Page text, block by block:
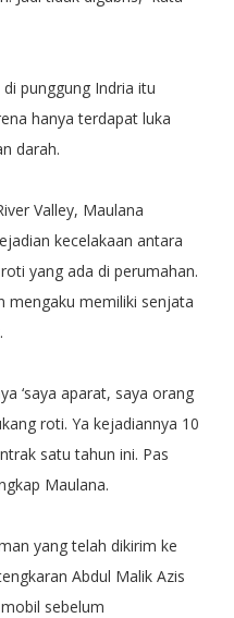
punggung Indria itu
hanya terdapat luka
darah.
Valley, Maulana
kecelakaan antara
yang ada di perumahan.
mengaku memiliki senjata
‘saya aparat, saya orang
roti. Ya kejadiannya 10
satu tahun ini. Pas
Maulana.
yang telah dikirim ke
Abdul Malik Azis
sebelum